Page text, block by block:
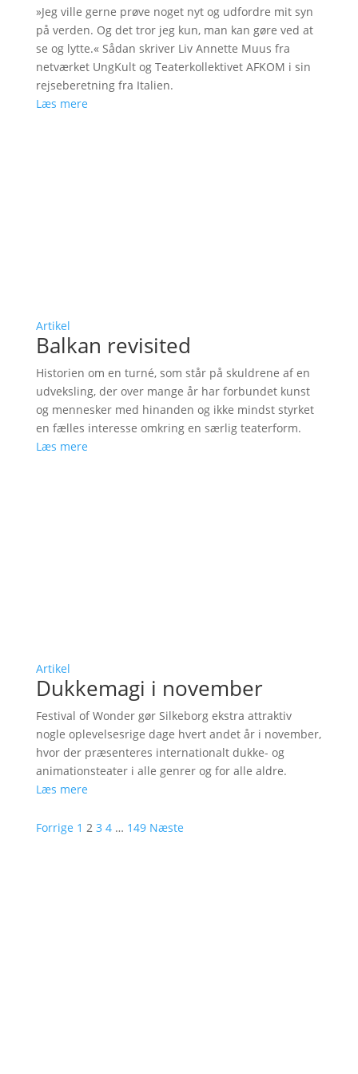
»Jeg ville gerne prøve noget nyt og udfordre mit syn
på verden. Og det tror jeg kun, man kan gøre ved at
se og lytte.« Sådan skriver Liv Annette Muus fra
netværket UngKult og Teaterkollektivet AFKOM i sin
rejseberetning fra Italien.
Læs mere
Artikel
Balkan revisited
Historien om en turné, som står på skuldrene af en
udveksling, der over mange år har forbundet kunst
og mennesker med hinanden og ikke mindst styrket
en fælles interesse omkring en særlig teaterform.
Læs mere
Artikel
Dukkemagi i november
Festival of Wonder gør Silkeborg ekstra attraktiv
nogle oplevelsesrige dage hvert andet år i november,
hvor der præsenteres internationalt dukke- og
animationsteater i alle genrer og for alle aldre.
Læs mere
Forrige 1 2 3 4 … 149 Næste